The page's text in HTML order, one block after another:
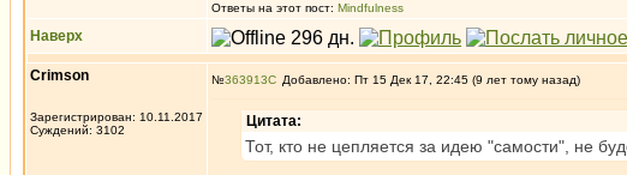
Ответы на этот пост: Mindfulness
Наверх
Crimson
Зарегистрирован: 10.11.2017
Суждений: 3102
№363913 Добавлено: Пт 15 Дек 17, 22:45 (9 лет тому назад)
Цитата:
Тот, кто не цепляется за идею "самости", не